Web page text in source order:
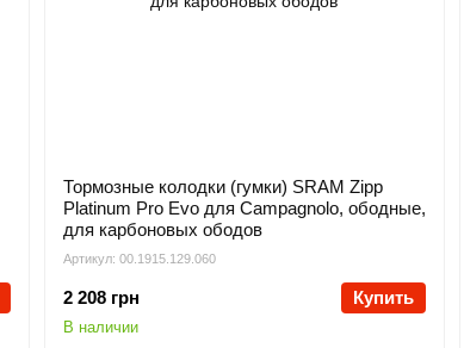
Артикул: 00.1915.129.060
Тормозные колодки (гумки) SRAM Zipp
Platinum Pro Evo для Campagnolo, ободные,
для карбоновых ободов
2 208 грн Купить
В наличии